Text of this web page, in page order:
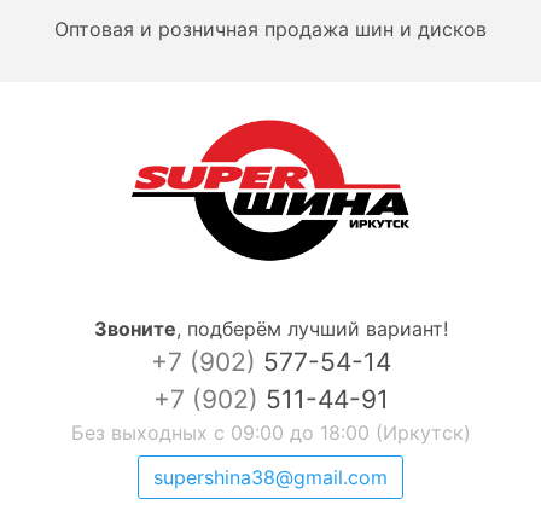
Оптовая и розничная продажа шин и дисков
Звоните, подберём лучший вариант!
+7 (902) 577-54-14
+7 (902) 511-44-91
Без выходных с 09:00 до 18:00 (Иркутск)
supershina38@gmail.com